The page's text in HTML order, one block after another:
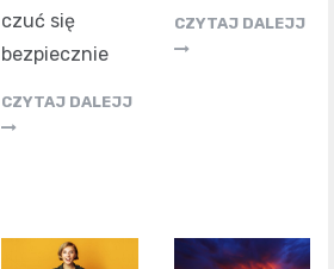
czuć się
bezpiecznie
CZYTAJ DALEJJ
CZYTAJ DALEJJ